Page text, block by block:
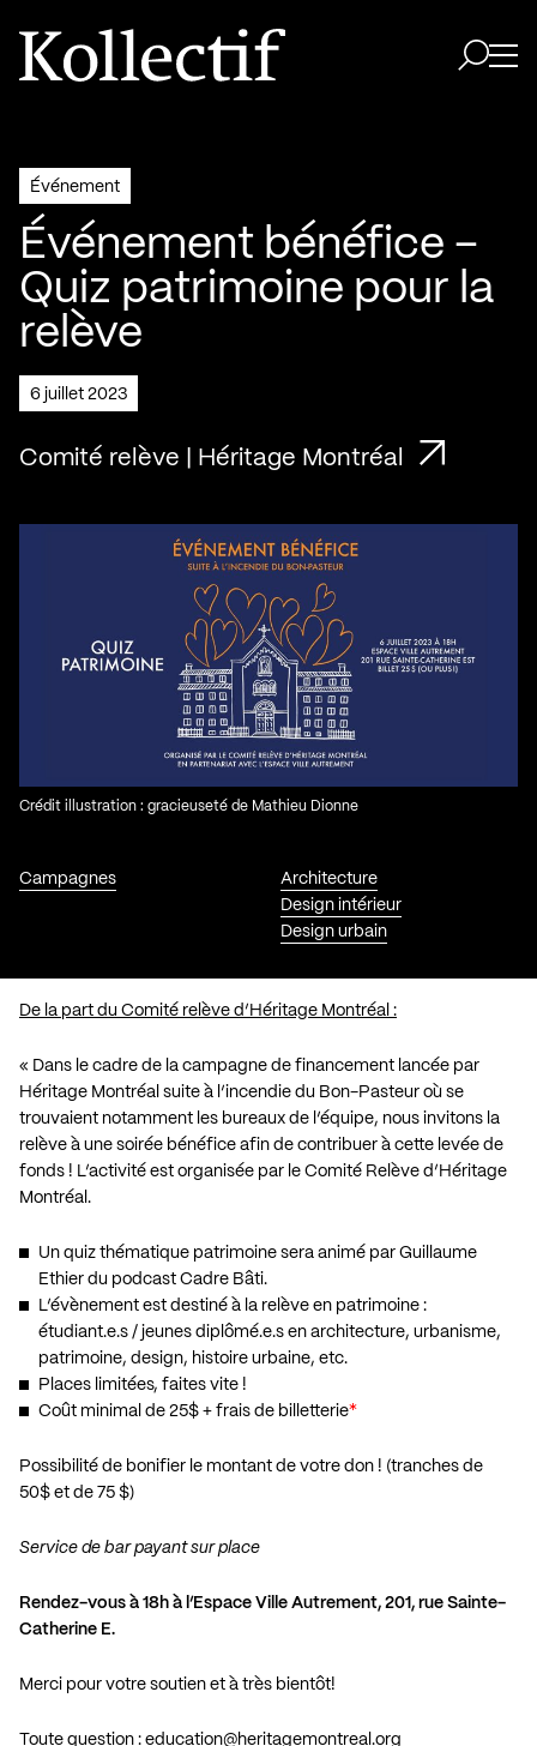
Aller à la page d'accueil
Logo Kollectif
Événement
Événement bénéfice –
Quiz patrimoine pour la
relève
6 juillet 2023
Comité relève | Héritage Montréal
Campagnes
Architecture
Design intérieur
Design urbain
Crédit illustration : gracieuseté de Mathieu Dionne
De la part du Comité relève d’Héritage Montréal :
« Dans le cadre de la campagne de financement lancée par
Héritage Montréal suite à l’incendie du Bon-Pasteur où se
trouvaient notamment les bureaux de l’équipe, nous invitons la
relève à une soirée bénéfice afin de contribuer à cette levée de
fonds ! L’activité est organisée par le Comité Relève d’Héritage
Montréal.
Un quiz thématique patrimoine sera animé par Guillaume
Ethier du podcast Cadre Bâti.
L’évènement est destiné à la relève en patrimoine :
étudiant.e.s / jeunes diplômé.e.s en architecture, urbanisme,
patrimoine, design, histoire urbaine, etc.
Places limitées, faites vite !
Coût minimal de 25$ + frais de billetterie*
Possibilité de bonifier le montant de votre don ! (tranches de
50$ et de 75 $)
Service de bar payant sur place
Rendez-vous à 18h à l’Espace Ville Autrement, 201, rue Sainte-
Catherine E.
Merci pour votre soutien et à très bientôt!
Toute question : education@heritagemontreal.org